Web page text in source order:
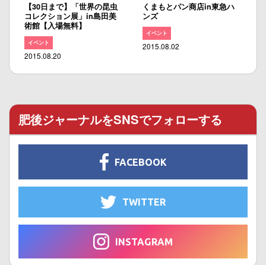
【30日まで】「世界の昆虫
コレクション展」in島田美
術館【入場無料】
イベント
2015.08.20
くまもとパン商店in東急ハ
ンズ
イベント
2015.08.02
肥後ジャーナルをSNSでフォローする
FACEBOOK
TWITTER
INSTAGRAM